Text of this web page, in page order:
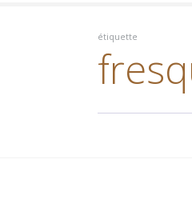
étiquette